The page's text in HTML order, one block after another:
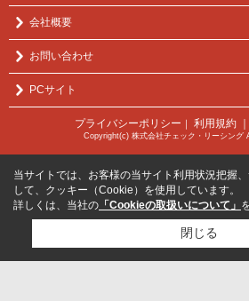
会社概要
お問い合わせ
PCサイト
プライバシーポリシー ｜ 利用規約
Copyright(c) 株式会社チェック・リーシング
当サイトでは、お客様の当サイト利用状況把握
して、クッキー（Cookie）を使用しています。
詳しくは、当社の 「Cookieの取扱いについて」
閉じる